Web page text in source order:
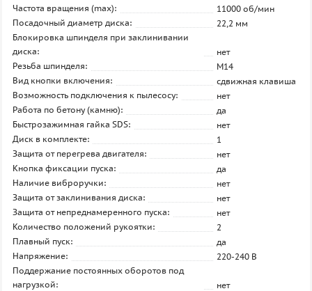
Частота вращения (max):
11000 об/мин
Посадочный диаметр диска:
22,2 мм
Блокировка шпинделя при заклинивании
диска:
нет
Резьба шпинделя:
М14
Вид кнопки включения:
сдвижная клавиша
Возможность подключения к пылесосу:
нет
Работа по бетону (камню):
да
Быстрозажимная гайка SDS:
нет
Диск в комплекте:
1
Защита от перегрева двигателя:
нет
Кнопка фиксации пуска:
да
Наличие виброручки:
нет
Защита от заклинивания диска:
нет
Защита от непреднамеренного пуска:
нет
Количество положений рукоятки:
2
Плавный пуск:
да
Напряжение:
220-240 В
Поддержание постоянных оборотов под
нагрузкой:
нет